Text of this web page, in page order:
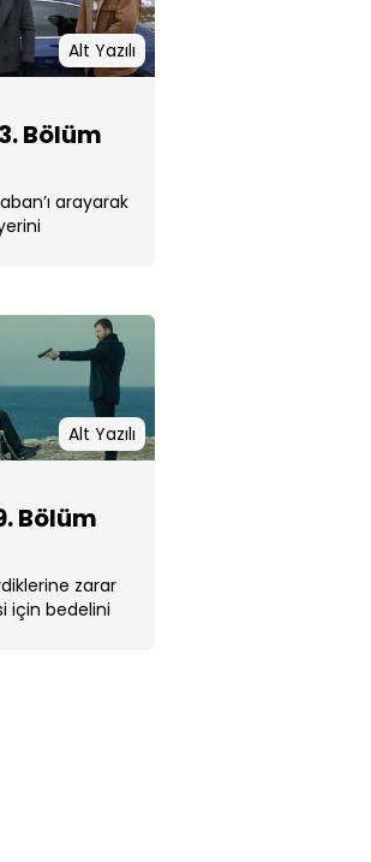
Alt Yazılı
Bölüm
arayarak
Alt Yazılı
Bölüm
zarar
için bedelini